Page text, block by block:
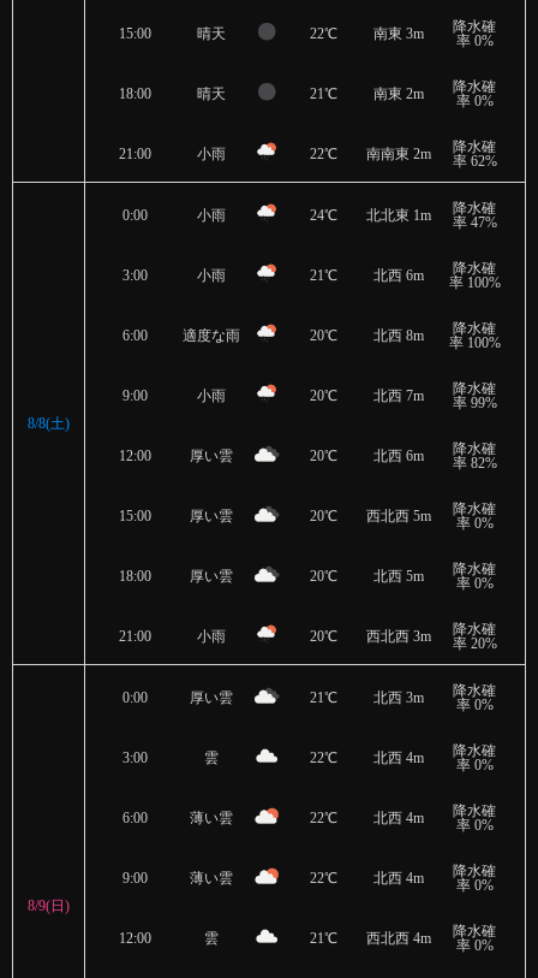
15:00 晴天 22℃ 南東 3m
降水確
率 0%
18:00 晴天 21℃ 南東 2m
降水確
率 0%
21:00 小雨 22℃ 南南東 2m
降水確
率 62%
8/8(土)
0:00 小雨 24℃ 北北東 1m
降水確
率 47%
3:00 小雨 21℃ 北西 6m
降水確
率 100%
6:00 適度な雨 20℃ 北西 8m
降水確
率 100%
9:00 小雨 20℃ 北西 7m
降水確
率 99%
12:00 厚い雲 20℃ 北西 6m
降水確
率 82%
15:00 厚い雲 20℃ 西北西 5m
降水確
率 0%
18:00 厚い雲 20℃ 北西 5m
降水確
率 0%
21:00 小雨 20℃ 西北西 3m
降水確
率 20%
8/9(日)
0:00 厚い雲 21℃ 北西 3m
降水確
率 0%
3:00 雲 22℃ 北西 4m
降水確
率 0%
6:00 薄い雲 22℃ 北西 4m
降水確
率 0%
9:00 薄い雲 22℃ 北西 4m
降水確
率 0%
12:00 雲 21℃ 西北西 4m
降水確
率 0%